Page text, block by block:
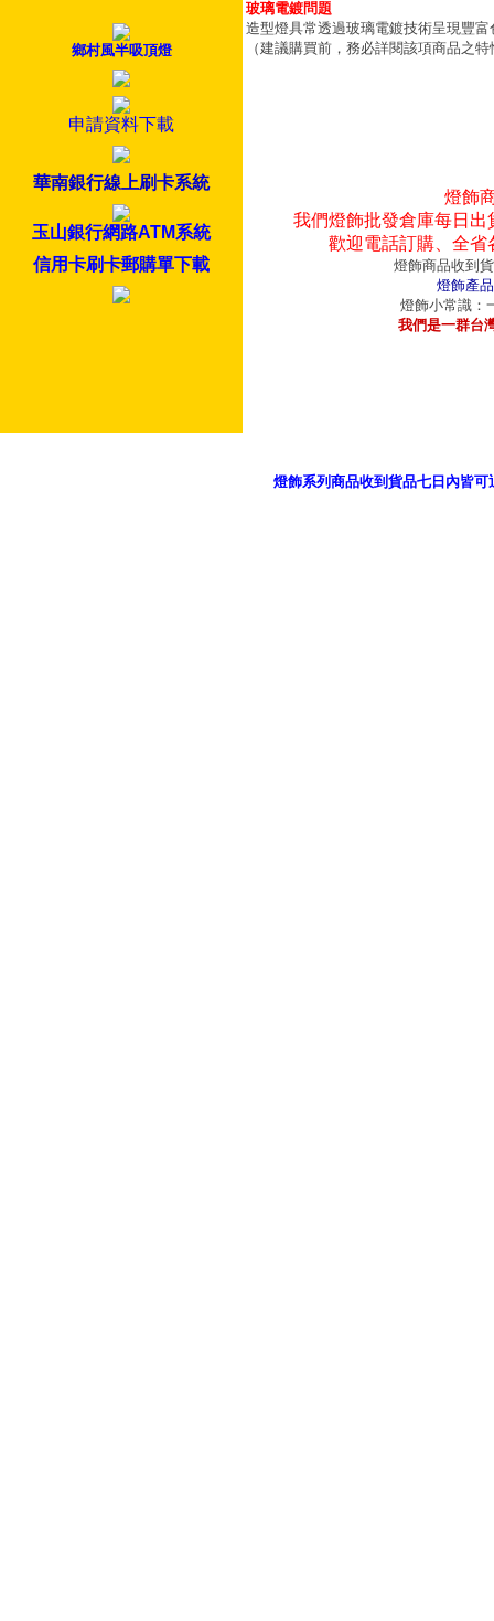
鄉村風半吸頂燈
申請資料下載
華南銀行線上刷卡系統
玉山銀行網路ATM系統
信用卡刷卡郵購單下載
玻璃電鍍問題
造型燈具常透過玻璃電鍍技術呈現豐
（建議購買前，務必詳閱該項商品之
燈飾
我們燈飾批發倉庫每日
歡迎電話訂購、全
燈飾商品收到
燈飾產
燈飾小常識：
我們是一群台
燈飾系列商品收到貨品七日內皆